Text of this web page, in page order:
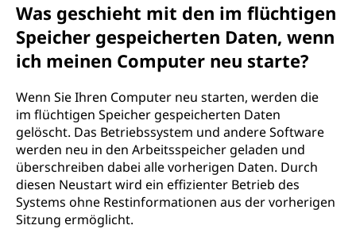
Was geschieht mit den im flüchtigen
Speicher gespeicherten Daten, wenn
ich meinen Computer neu starte?
Wenn Sie Ihren Computer neu starten, werden die
im flüchtigen Speicher gespeicherten Daten
gelöscht. Das Betriebssystem und andere Software
werden neu in den Arbeitsspeicher geladen und
überschreiben dabei alle vorherigen Daten. Durch
diesen Neustart wird ein effizienter Betrieb des
Systems ohne Restinformationen aus der vorherigen
Sitzung ermöglicht.